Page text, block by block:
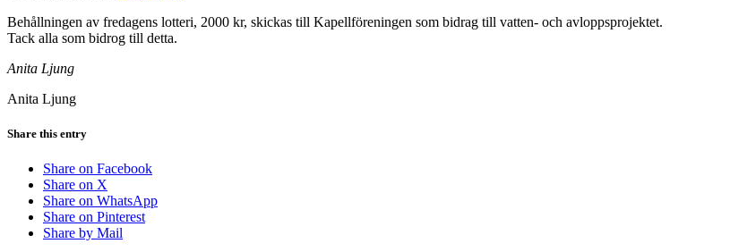
Behållningen av fredagens lotteri, 2000 kr, skickas till Kapellföreningen som bidrag till vatten- och avloppsprojektet.
Tack alla som bidrog till detta.
Anita Ljung
Anita Ljung
Share this entry
Share on Facebook
Share on X
Share on WhatsApp
Share on Pinterest
Share by Mail